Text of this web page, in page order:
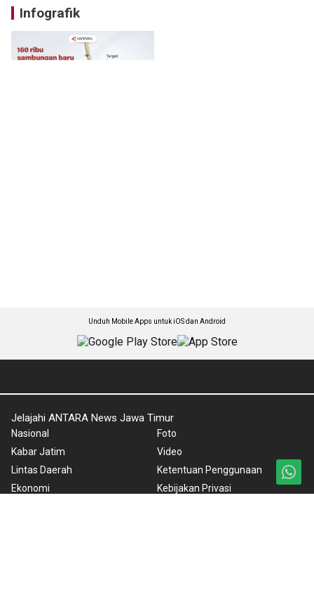
Infografik
Unduh Mobile Apps untuk iOS dan Android
Jelajahi ANTARA News Jawa Timur
Nasional
Kabar Jatim
Lintas Daerah
Ekonomi
Foto
Video
Ketentuan Penggunaan
Kebijakan Privasi